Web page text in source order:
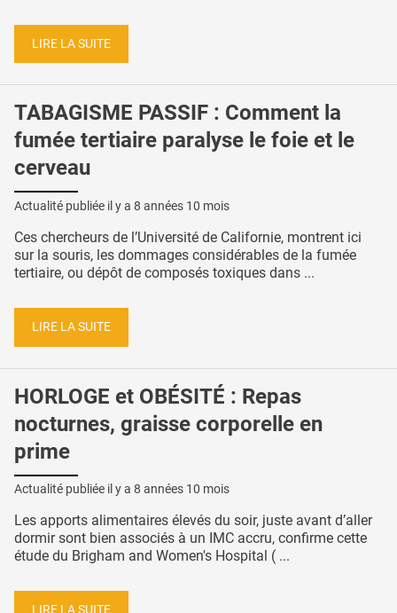
LIRE LA SUITE
TABAGISME PASSIF : Comment la
fumée tertiaire paralyse le foie et le
cerveau
Actualité publiée il y a 8 années 10 mois
Ces chercheurs de l’Université de Californie, montrent ici
sur la souris, les dommages considérables de la fumée
tertiaire, ou dépôt de composés toxiques dans ...
LIRE LA SUITE
HORLOGE et OBÉSITÉ : Repas
nocturnes, graisse corporelle en
prime
Actualité publiée il y a 8 années 10 mois
Les apports alimentaires élevés du soir, juste avant d’aller
dormir sont bien associés à un IMC accru, confirme cette
étude du Brigham and Women's Hospital ( ...
LIRE LA SUITE